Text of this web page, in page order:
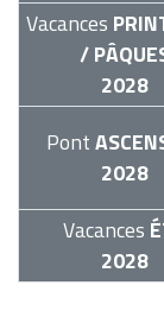
Vacances
/
2028
Pont
2028
Vacances
2028